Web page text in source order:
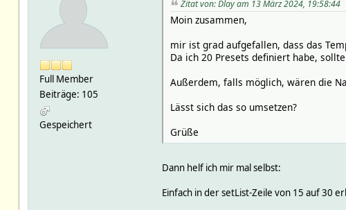
nukihub:nuki/lock/
nukihub:nuki/lock/
Full Member
Beiträge: 105
Gespeichert
Zitat von: Dlay am 13 März 2024, 19:58:44
Moin zusammen,
mir ist grad aufgefallen, dass das
Da ich 20 Presets definiert habe,
Außerdem, falls möglich, wären die
Lässt sich das so umsetzen?
Grüße
Dann helf ich mir mal selbst:
Einfach in der setList-Zeile von 15 auf 30